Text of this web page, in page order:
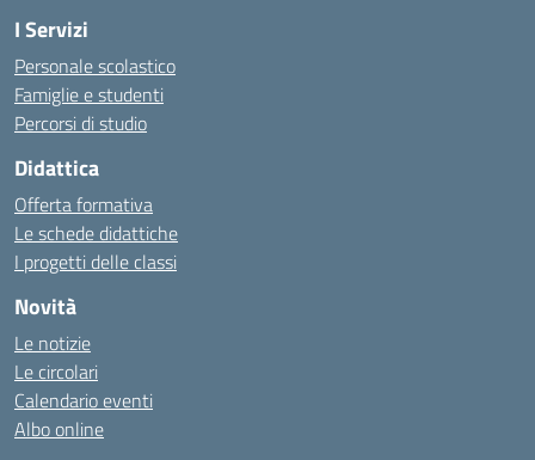
I Servizi
Personale scolastico
Famiglie e studenti
Percorsi di studio
Didattica
Offerta formativa
Le schede didattiche
I progetti delle classi
Novità
Le notizie
Le circolari
Calendario eventi
Albo online